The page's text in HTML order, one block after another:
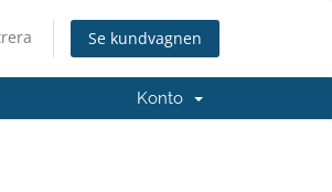
Se kundvagnen
Konto